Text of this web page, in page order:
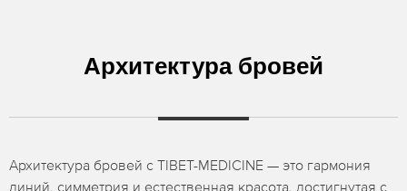
Архитектура бровей
Архитектура бровей с TIBET-MEDICINE — это гармония
линий, симметрия и естественная красота, достигнутая с